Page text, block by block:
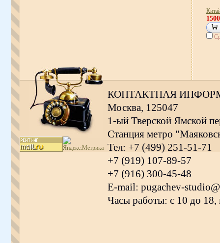
КОНТАКТНАЯ
Москва, 125047
1-ый Тверской Ямской
Станция метро
Тел: +7 (499) 251-51-71
+7 (919) 107-89-57
+7 (916) 300-45-48
E-mail: pugachev-
Часы работы: с 10 до 18,